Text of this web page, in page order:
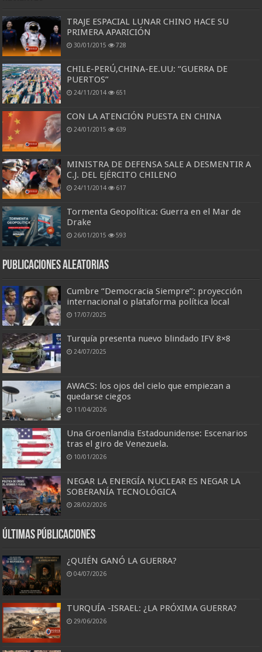
TRAJE ESPACIAL LUNAR CHINO HACE SU
PRIMERA APARICIÓN
30/01/2015 728
CHILE-PERÚ,CHINA-EE.UU: “GUERRA DE
PUERTOS”
24/11/2014 651
CON LA ATENCIÓN PUESTA EN CHINA
24/01/2015 639
MINISTRA DE DEFENSA SALE A DESMENTIR A
C.J. DEL EJÉRCITO CHILENO
24/11/2014 617
Tormenta Geopolítica: Guerra en el Mar de
Drake
26/01/2015 593
Publicaciones aleatorias
Cumbre “Democracia Siempre”: proyección
internacional o plataforma política local
17/07/2025
Turquía presenta nuevo blindado IFV 8×8
24/07/2025
AWACS: los ojos del cielo que empiezan a
quedarse ciegos
11/04/2026
Una Groenlandia Estadounidense: Escenarios
tras el giro de Venezuela.
10/01/2026
NEGAR LA ENERGÍA NUCLEAR ES NEGAR LA
SOBERANÍA TECNOLÓGICA
28/02/2026
Últimas Públicaciones
¿QUIÉN GANÓ LA GUERRA?
04/07/2026
TURQUÍA -ISRAEL: ¿LA PRÓXIMA GUERRA?
29/06/2026